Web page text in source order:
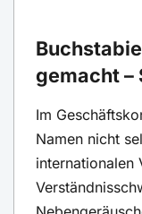
gemacht –
Im
Namen nicht
internationalen